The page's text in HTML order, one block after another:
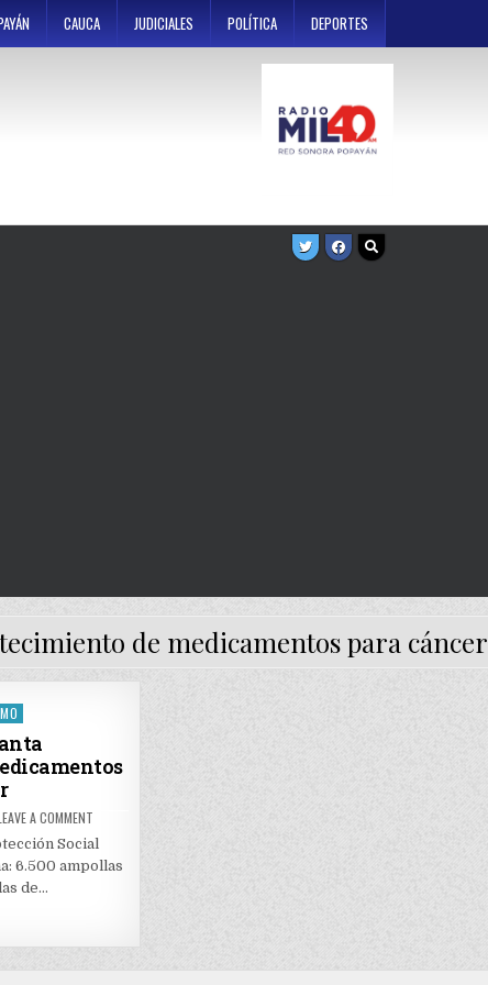
CAUCA JUDICIALES POLÍTICA DEPORTES
de medicamentos para cáncer
A COMMENT
ADELANTA
REABASTECIMIENTO
DE
Social
6.500 ampollas
de…